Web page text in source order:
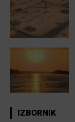
IZBORNIK